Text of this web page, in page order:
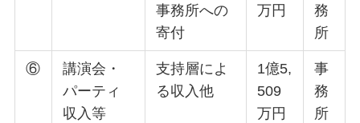
事務所への
寄付
万円
務
所
⑥
講演会・
パーティ
収入等
支持層によ
る収入他
1億5,
509
万円
事
務
所